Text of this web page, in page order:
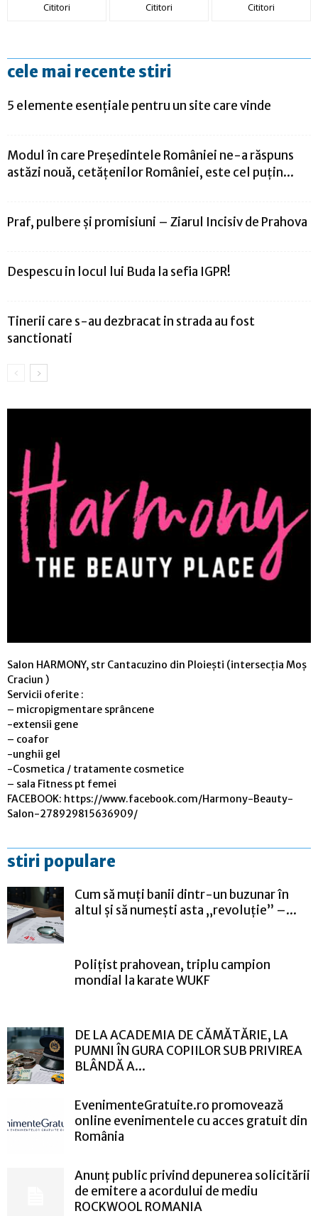
Cititori Cititori Cititori
cele mai recente stiri
5 elemente esențiale pentru un site care vinde
Modul în care Preşedintele României ne-a răspuns
astăzi nouă, cetăţenilor României, este cel puţin...
Praf, pulbere și promisiuni – Ziarul Incisiv de Prahova
Despescu in locul lui Buda la sefia IGPR!
Tinerii care s-au dezbracat in strada au fost
sanctionati
Salon HARMONY, str Cantacuzino din Ploiești (intersecția Moș
Craciun )
Servicii oferite :
– micropigmentare sprâncene
-extensii gene
– coafor
-unghii gel
-Cosmetica / tratamente cosmetice
– sala Fitness pt femei
FACEBOOK: https://www.facebook.com/Harmony-Beauty-
Salon-278929815636909/
stiri populare
Cum să muți banii dintr-un buzunar în
altul și să numești asta „revoluție” –...
Polițist prahovean, triplu campion
mondial la karate WUKF
DE LA ACADEMIA DE CĂMĂTĂRIE, LA
PUMNI ÎN GURA COPIILOR SUB PRIVIREA
BLÂNDĂ A...
EvenimenteGratuite.ro promovează
online evenimentele cu acces gratuit din
România
Anunț public privind depunerea solicitării
de emitere a acordului de mediu
ROCKWOOL ROMANIA